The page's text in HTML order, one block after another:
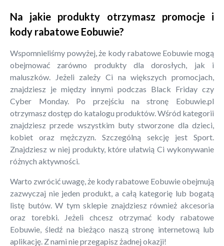
Na jakie produkty otrzymasz promocje i
kody rabatowe Eobuwie?
Wspomnieliśmy powyżej, że kody rabatowe Eobuwie mogą
obejmować zarówno produkty dla dorosłych, jak i
maluszków. Jeżeli zależy Ci na większych promocjach,
znajdziesz je między innymi podczas Black Friday czy
Cyber Monday. Po przejściu na stronę Eobuwie.pl
otrzymasz dostęp do katalogu produktów. Wśród kategorii
znajdziesz przede wszystkim buty stworzone dla dzieci,
kobiet oraz mężczyzn. Szczególną sekcję jest Sport.
Znajdziesz w niej produkty, które ułatwią Ci wykonywanie
różnych aktywności.
Warto zwrócić uwagę, że kody rabatowe Eobuwie obejmują
zazwyczaj nie jeden produkt, a całą kategorię lub bogatą
listę butów. W tym sklepie znajdziesz również akcesoria
oraz torebki. Jeżeli chcesz otrzymać kody rabatowe
Eobuwie, śledź na bieżąco naszą stronę internetową lub
aplikację. Z nami nie przegapisz żadnej okazji!